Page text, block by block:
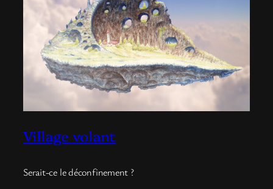
Village volant
Serait-ce le déconfinement ?